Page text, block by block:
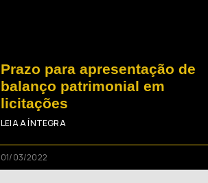
Prazo para apresentação de
balanço patrimonial em
licitações
LEIA A ÍNTEGRA
01/03/2022